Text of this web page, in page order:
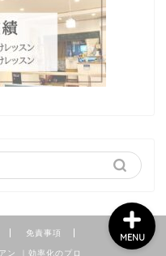
免責事項
｜効率化のプロ
MENU
Home
プロフィール